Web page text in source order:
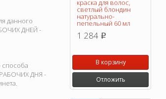
данного
ДНЕЙ -
РАБОЧИХ ДНЯ -
краска для волос,
светлый блондин
натурально-
пепельный 60 мл
1 284 p
В корзину
Отложить